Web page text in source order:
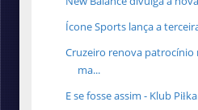
Ícone Sports lança a
Cruzeiro renova
ma...
E se fosse assim - Klub